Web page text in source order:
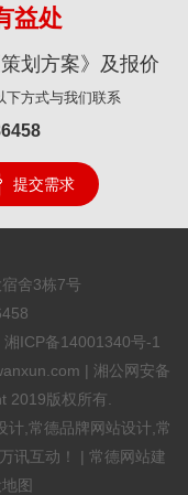
益处
划方案》及报价
下方式与我们联系
提交需求
舍3栋7号
湘ICP备14001340号-1
| 湘公网安备
2019版权所有.
计 ,常德品牌网站设计,常
讯互动！ | 常德网站建
图